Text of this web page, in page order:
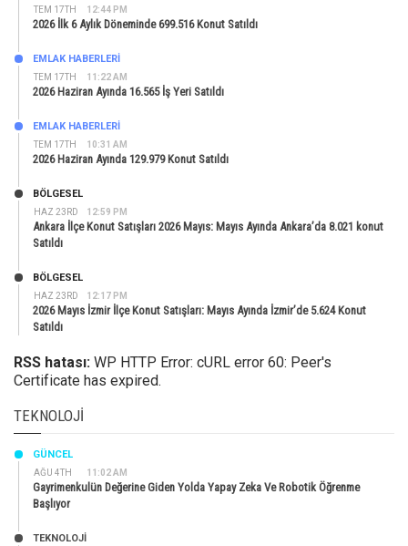
TEM 17TH 12:44 PM
2026 İlk 6 Aylık Döneminde 699.516 Konut Satıldı
TEM 17TH 11:22 AM
EMLAK HABERLERI
2026 Haziran Ayında 16.565 İş Yeri Satıldı
TEM 17TH 10:31 AM
EMLAK HABERLERI
2026 Haziran Ayında 129.979 Konut Satıldı
HAZ 23RD 12:59 PM
BÖLGESEL
Ankara İlçe Konut Satışları 2026 Mayıs: Mayıs Ayında Ankara’da 8.021 konut
Satıldı
HAZ 23RD 12:17 PM
BÖLGESEL
2026 Mayıs İzmir İlçe Konut Satışları: Mayıs Ayında İzmir’de 5.624 Konut
Satıldı
RSS hatası: WP HTTP Error: cURL error 60: Peer's
Certificate has expired.
TEKNOLOJI
AĞU 4TH 11:02 AM
GÜNCEL
Gayrimenkulün Değerine Giden Yolda Yapay Zeka Ve Robotik Öğrenme
Başlıyor
TEKNOLOJİ